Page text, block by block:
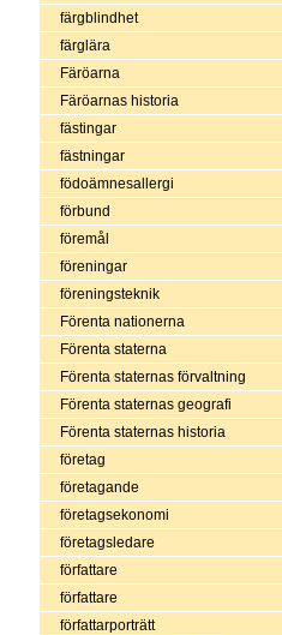
färgblindhet
färglära
Färöarna
Färöarnas historia
fästingar
fästningar
födoämnesallergi
förbund
föremål
föreningar
föreningsteknik
Förenta nationerna
Förenta staterna
Förenta staternas förvaltning
Förenta staternas geografi
Förenta staternas historia
företag
företagande
företagsekonomi
företagsledare
författare
författare
författarporträtt